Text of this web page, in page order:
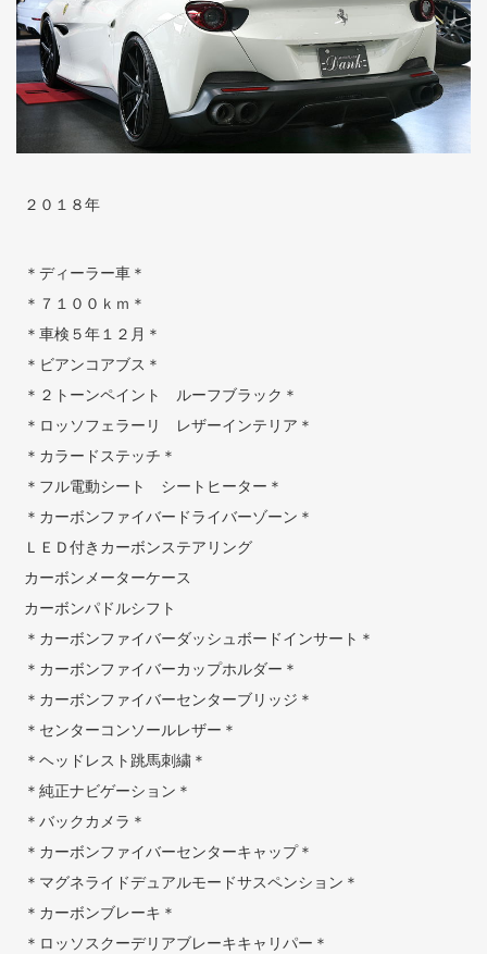
２０１８年
＊ディーラー車＊
＊７１００ｋｍ＊
＊車検５年１２月＊
＊ビアンコアブス＊
＊２トーンペイント ルーフブラック＊
＊ロッソフェラーリ レザーインテリア＊
＊カラードステッチ＊
＊フル電動シート シートヒーター＊
＊カーボンファイバードライバーゾーン＊
ＬＥＤ付きカーボンステアリング
カーボンメーターケース
カーボンパドルシフト
＊カーボンファイバーダッシュボードインサート＊
＊カーボンファイバーカップホルダー＊
＊カーボンファイバーセンターブリッジ＊
＊センターコンソールレザー＊
＊ヘッドレスト跳馬刺繍＊
＊純正ナビゲーション＊
＊バックカメラ＊
＊カーボンファイバーセンターキャップ＊
＊マグネライドデュアルモードサスペンション＊
＊カーボンブレーキ＊
＊ロッソスクーデリアブレーキキャリパー＊